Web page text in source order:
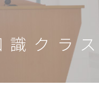
クラス